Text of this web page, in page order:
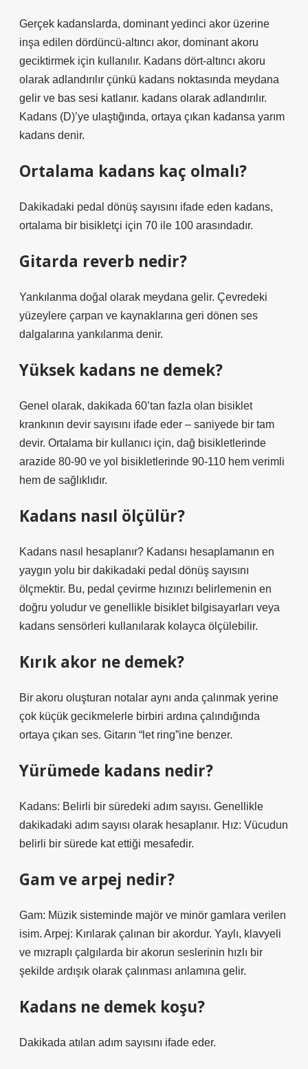
Gerçek kadanslarda, dominant yedinci akor üzerine
inşa edilen dördüncü-altıncı akor, dominant akoru
geciktirmek için kullanılır. Kadans dört-altıncı akoru
olarak adlandırılır çünkü kadans noktasında meydana
gelir ve bas sesi katlanır. kadans olarak adlandırılır.
Kadans (D)’ye ulaştığında, ortaya çıkan kadansa yarım
kadans denir.
Ortalama kadans kaç olmalı?
Dakikadaki pedal dönüş sayısını ifade eden kadans,
ortalama bir bisikletçi için 70 ile 100 arasındadır.
Gitarda reverb nedir?
Yankılanma doğal olarak meydana gelir. Çevredeki
yüzeylere çarpan ve kaynaklarına geri dönen ses
dalgalarına yankılanma denir.
Yüksek kadans ne demek?
Genel olarak, dakikada 60’tan fazla olan bisiklet
krankının devir sayısını ifade eder – saniyede bir tam
devir. Ortalama bir kullanıcı için, dağ bisikletlerinde
arazide 80-90 ve yol bisikletlerinde 90-110 hem verimli
hem de sağlıklıdır.
Kadans nasıl ölçülür?
Kadans nasıl hesaplanır? Kadansı hesaplamanın en
yaygın yolu bir dakikadaki pedal dönüş sayısını
ölçmektir. Bu, pedal çevirme hızınızı belirlemenin en
doğru yoludur ve genellikle bisiklet bilgisayarları veya
kadans sensörleri kullanılarak kolayca ölçülebilir.
Kırık akor ne demek?
Bir akoru oluşturan notalar aynı anda çalınmak yerine
çok küçük gecikmelerle birbiri ardına çalındığında
ortaya çıkan ses. Gitarın “let ring”ine benzer.
Yürümede kadans nedir?
Kadans: Belirli bir süredeki adım sayısı. Genellikle
dakikadaki adım sayısı olarak hesaplanır. Hız: Vücudun
belirli bir sürede kat ettiği mesafedir.
Gam ve arpej nedir?
Gam: Müzik sisteminde majör ve minör gamlara verilen
isim. Arpej: Kırılarak çalınan bir akordur. Yaylı, klavyeli
ve mızraplı çalgılarda bir akorun seslerinin hızlı bir
şekilde ardışık olarak çalınması anlamına gelir.
Kadans ne demek koşu?
Dakikada atılan adım sayısını ifade eder.